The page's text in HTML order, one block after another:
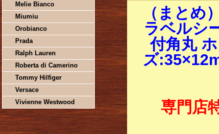
Melie Bianco
Miumiu
Orobianco
Prada
Ralph Lauren
Roberta di Camerino
Tommy Hilfiger
Versace
Vivienne Westwood
（まとめ
ラベルシ
付角丸
ズ
専門店